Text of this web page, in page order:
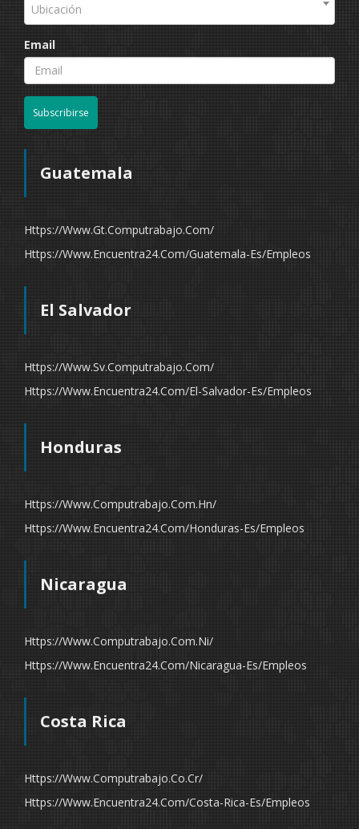
Ubicación
Email
Subscribirse
Guatemala
Https://www.gt.computrabajo.com/
Https://www.encuentra24.com/guatemala-Es/empleos
El Salvador
Https://www.sv.computrabajo.com/
Https://www.encuentra24.com/el-Salvador-Es/empleos
Honduras
Https://www.computrabajo.com.hn/
Https://www.encuentra24.com/honduras-Es/empleos
Nicaragua
Https://www.computrabajo.com.ni/
Https://www.encuentra24.com/nicaragua-Es/empleos
Costa Rica
Https://www.computrabajo.co.cr/
Https://www.encuentra24.com/costa-Rica-Es/empleos